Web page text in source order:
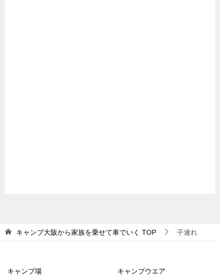
キャンプ大阪から家族を乗せて車でいく TOP 子連れ
キャンプ場 キャンプウエア